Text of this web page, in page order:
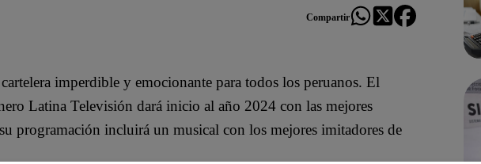
Compartir
imperdible y emocionante para todos los peruanos. El
Latina Televisión dará inicio al año 2024 con las mejores
programación incluirá un musical con los mejores imitadores de